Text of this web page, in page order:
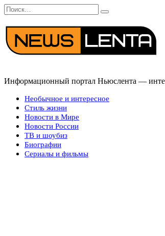
Перейти
к
содержанию
Search
for:
Информационный портал Ньюслента —
Необычное и интересное
Стиль жизни
Новости в Мире
Новости России
ТВ и шоубиз
Биографии
Сериалы и фильмы